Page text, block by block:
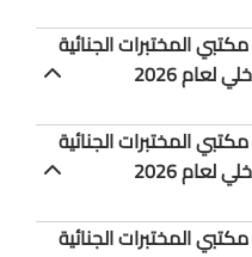
لزوم مكتبي المختبرات الجنائية
2026
لزوم مكتبي المختبرات الجنائية
2026
لزوم مكتبي المختبرات الجنائية